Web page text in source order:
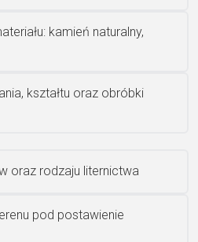
LG 12
kamień naturalny,
kształtu oraz obróbki
oraz rodzaju liternictwa
pod postawienie